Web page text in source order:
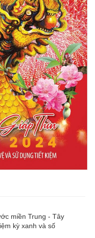
miền Trung - Tây
kỳ xanh và số